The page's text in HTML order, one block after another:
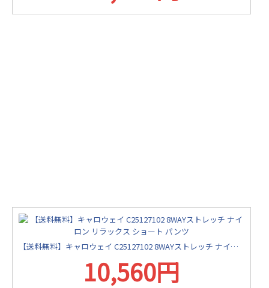
【送料無料】キャロウェイ C25127102 8WAYストレッチ ナイロン リラックス ショート パンツ
10,560円